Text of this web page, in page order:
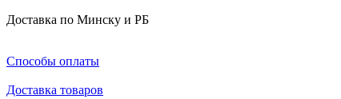
Доставка по Минску и РБ
Способы оплаты
Доставка товаров